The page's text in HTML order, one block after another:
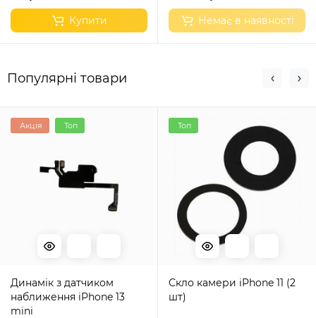
Купити Немає в наявності
Популярні товари
Акція Топ
Динамік з датчиком
наближення iPhone 13
mini
Топ
Скло камери iPhone 11 (2
шт)